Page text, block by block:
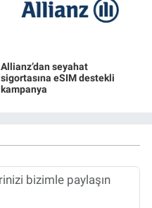
Allianz’dan seyahat
sigortasına eSIM destekli
kampanya